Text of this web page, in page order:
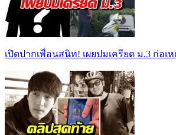
เปิดปากเพื่อนสนิท! เผยปมเครียด ม.3 ก่อเ